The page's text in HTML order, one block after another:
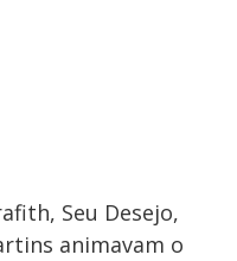
Seu Desejo,
animavam o